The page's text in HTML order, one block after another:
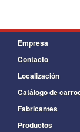
Empresa
Contacto
Localización
Catálogo de
Fabricantes
Productos